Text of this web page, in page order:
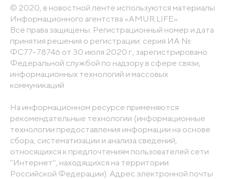
© 2020, в новостной ленте используются материалы
Информационного агентства «AMUR.LIFE».
Все права защищены. Регистрационный номер и дата
принятия решения о регистрации: серия ИА №
ФС77-78746 от 30 июля 2020 г., зарегистрировано
Федеральной службой по надзору в сфере связи,
информационных технологий и массовых
коммуникаций
На информационном ресурсе применяются
рекомендательные технологии (информационные
технологии предоставления информации на основе
сбора, систематизации и анализа сведений,
относящихся к предпочтениям пользователей сети
"Интернет", находящихся на территории
Российской Федерации). Адрес электронной почты